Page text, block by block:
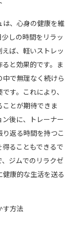
は、心身の健康を維
しの時間をリラッ
ば、軽いストレッ
と効果的です。ま
で無理なく続けら
す。これにより、
とが期待できま
後に、トレーナー
返る時間を持つこ
ることもできるで
ジムでのリラクゼ
康的な生活を送る
す方法